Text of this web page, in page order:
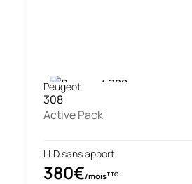
Peugeot
308
Active Pack
LLD sans apport
380€/moisTTC